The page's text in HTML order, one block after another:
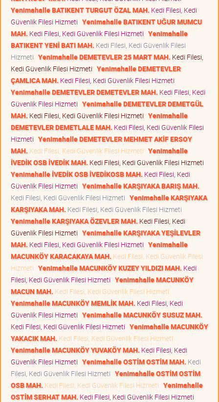
Yenimahalle BATIKENT TURGUT ÖZAL MAH. Kedi Filesi, Kedi
Güvenlik Filesi Hizmeti Yenimahalle BATIKENT UĞUR MUMCU
MAH. Kedi Filesi, Kedi Güvenlik Filesi Hizmeti Yenimahalle
BATIKENT YENİ BATI MAH. Kedi Filesi, Kedi Güvenlik Filesi
Hizmeti Yenimahalle DEMETEVLER 25 MART MAH. Kedi Filesi,
Kedi Güvenlik Filesi Hizmeti Yenimahalle DEMETEVLER
ÇAMLICA MAH. Kedi Filesi, Kedi Güvenlik Filesi Hizmeti
Yenimahalle DEMETEVLER DEMETEVLER MAH. Kedi Filesi, Kedi
Güvenlik Filesi Hizmeti Yenimahalle DEMETEVLER DEMETGÜL
MAH. Kedi Filesi, Kedi Güvenlik Filesi Hizmeti Yenimahalle
DEMETEVLER DEMETLALE MAH. Kedi Filesi, Kedi Güvenlik Filesi
Hizmeti Yenimahalle DEMETEVLER MEHMET AKİF ERSOY
MAH. Kedi Filesi, Kedi Güvenlik Filesi Hizmeti Yenimahalle
İVEDİK OSB İVEDİK MAH. Kedi Filesi, Kedi Güvenlik Filesi Hizmeti
Yenimahalle İVEDİK OSB İVEDİKOSB MAH. Kedi Filesi, Kedi
Güvenlik Filesi Hizmeti Yenimahalle KARŞIYAKA BARIŞ MAH.
Kedi Filesi, Kedi Güvenlik Filesi Hizmeti Yenimahalle KARŞIYAKA
KARŞIYAKA MAH. Kedi Filesi, Kedi Güvenlik Filesi Hizmeti
Yenimahalle KARŞIYAKA ÖZEVLER MAH. Kedi Filesi, Kedi
Güvenlik Filesi Hizmeti Yenimahalle KARŞIYAKA YEŞİLEVLER
MAH. Kedi Filesi, Kedi Güvenlik Filesi Hizmeti Yenimahalle
MACUNKÖY KARACAKAYA MAH. Kedi Filesi, Kedi Güvenlik Filesi
Hizmeti Yenimahalle MACUNKÖY KUZEY YILDIZI MAH. Kedi
Filesi, Kedi Güvenlik Filesi Hizmeti Yenimahalle MACUNKÖY
MACUN MAH. Kedi Filesi, Kedi Güvenlik Filesi Hizmeti
Yenimahalle MACUNKÖY MEMLİK MAH. Kedi Filesi, Kedi
Güvenlik Filesi Hizmeti Yenimahalle MACUNKÖY SUSUZ MAH.
Kedi Filesi, Kedi Güvenlik Filesi Hizmeti Yenimahalle MACUNKÖY
YAKACIK MAH. Kedi Filesi, Kedi Güvenlik Filesi Hizmeti
Yenimahalle MACUNKÖY YUVAKÖY MAH. Kedi Filesi, Kedi
Güvenlik Filesi Hizmeti Yenimahalle OSTİM OSTİM MAH. Kedi
Filesi, Kedi Güvenlik Filesi Hizmeti Yenimahalle OSTİM OSTİM
OSB MAH. Kedi Filesi, Kedi Güvenlik Filesi Hizmeti Yenimahalle
OSTİM SERHAT MAH. Kedi Filesi, Kedi Güvenlik Filesi Hizmeti